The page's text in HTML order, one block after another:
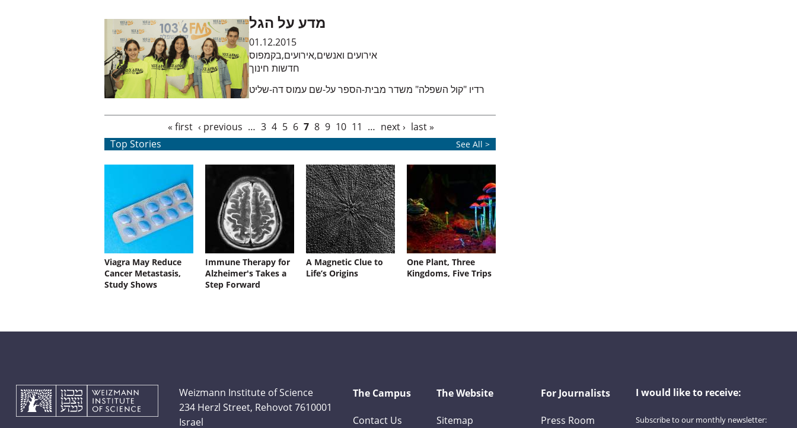
מדע על הגל
01.12.2015
אירועים ואנשים,אירועים,בקמפוס
חדשות חינוך
רדיו "קול השפלה" משדר מבית-הספר על-שם עמוס דה-שליט
« first ‹ previous … 3 4 5 6 7 8 9 10 11 … next › last »
Top Stories
See All >
Viagra May Reduce
Cancer Metastasis,
Study Shows
Immune Therapy for
Alzheimer's Takes a
Step Forward
A Magnetic Clue to
Life’s Origins
One Plant, Three
Kingdoms, Five Trips
Weizmann Institute of Science
234 Herzl Street, Rehovot 7610001
Israel
The Campus
Contact Us
The Website
Sitemap
For Journalists
Press Room
I would like to receive:
Subscribe to our monthly newsletter: